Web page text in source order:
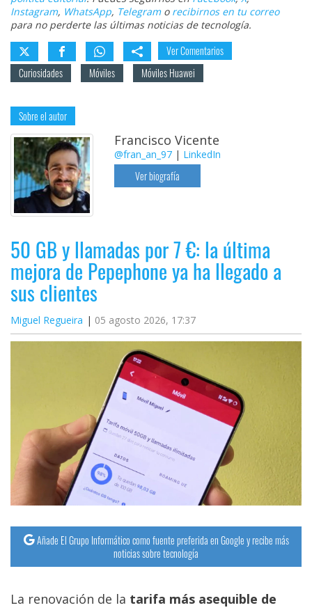
Instagram, WhatsApp, Telegramo recibirnos en tu correo
para no perderte las últimas noticias de tecnología.
Ver Comentarios
Curiosidades
Móviles Móviles Huawei
Sobre el autor
Francisco Vicente
@fran_an_97 | LinkedIn
Ver biografía
50 GB y llamadas por 7 €: la última
mejora de Pepephone ya ha llegado a
sus clientes
Miguel Regueira 05 agosto 2026, 17:37
Añade El Grupo Informático como fuente preferida en Google y recibe más
noticias sobre tecnología
La renovación de la tarifa más asequible de